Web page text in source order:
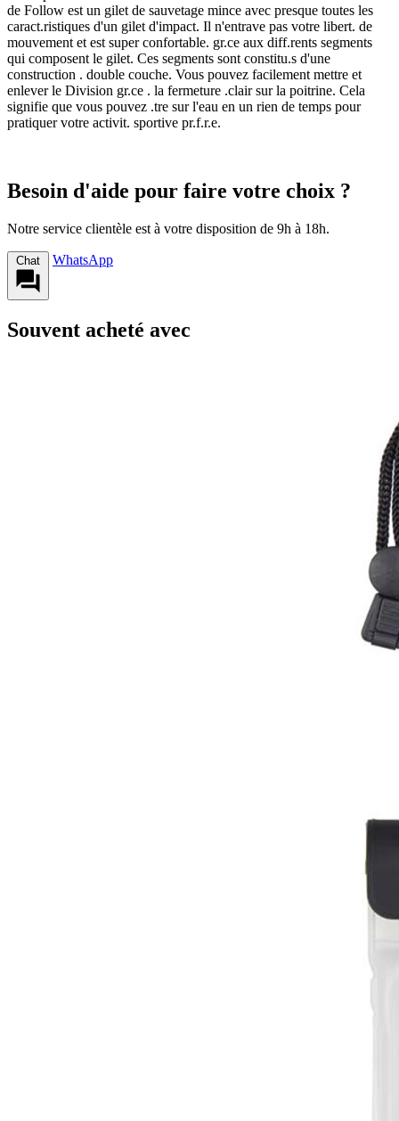
de Follow est un gilet de sauvetage mince avec presque toutes les
caract.ristiques d'un gilet d'impact. Il n'entrave pas votre libert. de
mouvement et est super confortable. gr.ce aux diff.rents segments
qui composent le gilet. Ces segments sont constitu.s d'une
construction . double couche. Vous pouvez facilement mettre et
enlever le Division gr.ce . la fermeture .clair sur la poitrine. Cela
signifie que vous pouvez .tre sur l'eau en un rien de temps pour
pratiquer votre activit. sportive pr.f.r.e.
Besoin d'aide pour faire votre choix ?
Notre service clientèle est à votre disposition de 9h à 18h.
Chat WhatsApp
Souvent acheté avec